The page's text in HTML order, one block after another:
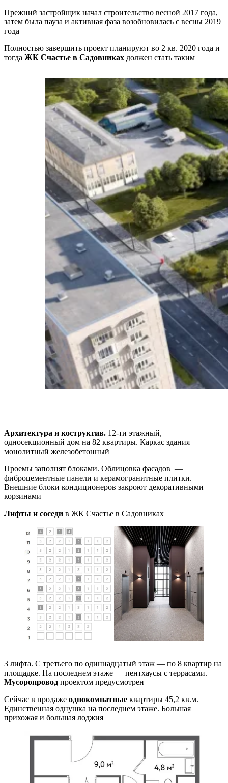
Прежний застройщик начал строительство весной 2017 года,
затем была пауза и активная фаза возобновилась с весны 2019
года
Полностью завершить проект планируют во 2 кв. 2020 года и
тогда ЖК Счастье в Садовниках должен стать таким
Архитектура и коструктив. 12-ти этажный,
односекционный дом на 82 квартиры. Каркас здания —
монолитный железобетонный
Проемы заполнят блоками. Облицовка фасадов —
фиброцементные панели и керамогранитные плитки.
Внешние блоки кондиционеров закроют декоративными
корзинами
Лифты и соседи в ЖК Счастье в Садовниках
3 лифта. С третьего по одиннадцатый этаж — по 8 квартир на
площадке. На последнем этаже — пентхаусы с террасами.
Мусоропровод проектом предусмотрен
Сейчас в продаже однокомнатные квартиры 45,2 кв.м.
Единственная однушка на последнем этаже. Большая
прихожая и большая лоджия